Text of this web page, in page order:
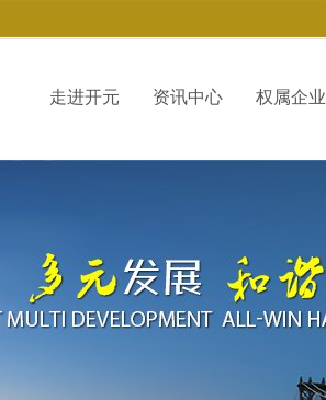
走进开元 资讯中心 权属企业